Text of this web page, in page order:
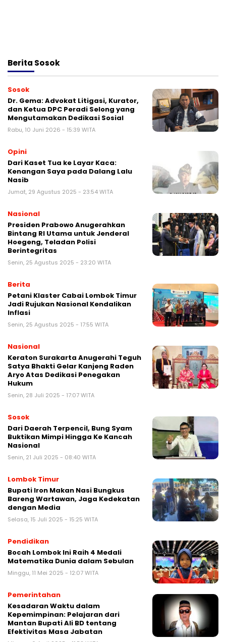
Berita Sosok
Sosok
Dr. Gema: Advokat Litigasi, Kurator,
dan Ketua DPC Peradi Selong yang
Mengutamakan Dedikasi Sosial
Rabu, 10 Juni 2026 - 15:39 WITA
Opini
Dari Kaset Tua ke Layar Kaca:
Kenangan Saya pada Dalang Lalu
Nasib
Jumat, 29 Agustus 2025 - 23:54 WITA
Nasional
Presiden Prabowo Anugerahkan
Bintang RI Utama untuk Jenderal
Hoegeng, Teladan Polisi
Berintegritas
Senin, 25 Agustus 2025 - 23:20 WITA
Berita
Petani Klaster Cabai Lombok Timur
Jadi Rujukan Nasional Kendalikan
Inflasi
Senin, 25 Agustus 2025 - 17:55 WITA
Nasional
Keraton Surakarta Anugerahi Teguh
Satya Bhakti Gelar Kanjeng Raden
Aryo Atas Dedikasi Penegakan
Hukum
Senin, 28 Juli 2025 - 17:07 WITA
Sosok
Dari Daerah Terpencil, Bung Syam
Buktikan Mimpi Hingga Ke Kancah
Nasional
Senin, 21 Juli 2025 - 08:40 WITA
Lombok Timur
Bupati Iron Makan Nasi Bungkus
Bareng Wartawan, Jaga Kedekatan
dengan Media
Selasa, 15 Juli 2025 - 15:25 WITA
Pendidikan
Bocah Lombok Ini Raih 4 Medali
Matematika Dunia dalam Sebulan
Minggu, 11 Mei 2025 - 12:07 WITA
Pemerintahan
Kesadaran Waktu dalam
Kepemimpinan: Pelajaran dari
Mantan Bupati Ali BD tentang
Efektivitas Masa Jabatan